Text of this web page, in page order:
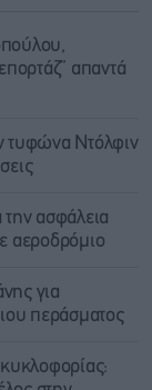
απαντά
τυφώνα Ντόλφιν
την ασφάλεια
αεροδρόμιο
για
περάσματος